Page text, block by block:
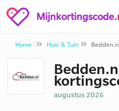
Mijnkortingscode
Home Huis & Tuin
augustus 2026